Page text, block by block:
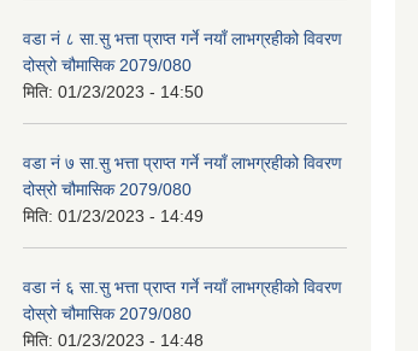
वडा नं ८ सा.सु भत्ता प्राप्त गर्ने नयाँ लाभग्रहीको विवरण
दोस्रो चौमासिक 2079/080
मिति: 01/23/2023 - 14:50
वडा नं ७ सा.सु भत्ता प्राप्त गर्ने नयाँ लाभग्रहीको विवरण
दोस्रो चौमासिक 2079/080
मिति: 01/23/2023 - 14:49
वडा नं ६ सा.सु भत्ता प्राप्त गर्ने नयाँ लाभग्रहीको विवरण
दोस्रो चौमासिक 2079/080
मिति: 01/23/2023 - 14:48